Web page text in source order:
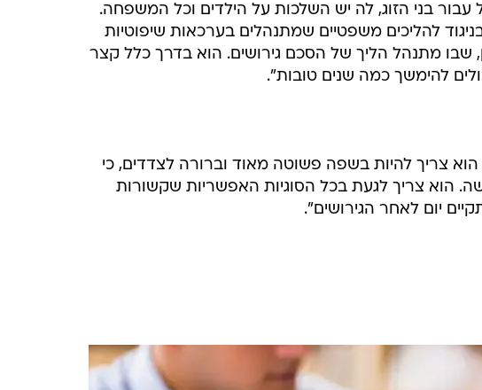
בני הזוג, לה יש השלכות על הילדים וכל המשפחה.
להליכים משפטיים שמתנהלים בערכאות שיפוטיות
שבו מתנהל הליך של הסכם גירושים. הוא בדרך כלל קצר
להימשך כמה שנים טובות".
הוא צריך להיות בשפה פשוטה מאוד וברורה לצדדים, כי
הוא צריך לגעת בכל הסוגיות האפשריות שקשורות
יום לאחר הגירושים".